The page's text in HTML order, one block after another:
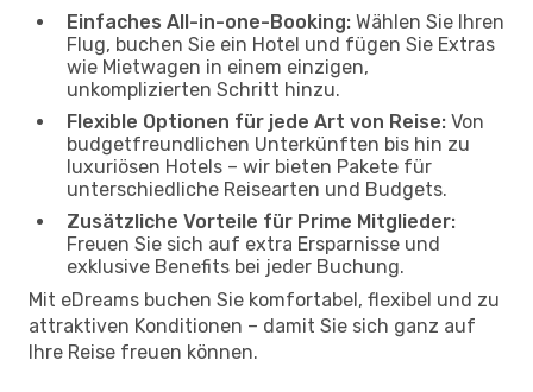
Einfaches All-in-one-Booking: Wählen Sie Ihren
Flug, buchen Sie ein Hotel und fügen Sie Extras
wie Mietwagen in einem einzigen,
unkomplizierten Schritt hinzu.
Flexible Optionen für jede Art von Reise: Von
budgetfreundlichen Unterkünften bis hin zu
luxuriösen Hotels – wir bieten Pakete für
unterschiedliche Reisearten und Budgets.
Zusätzliche Vorteile für Prime Mitglieder:
Freuen Sie sich auf extra Ersparnisse und
exklusive Benefits bei jeder Buchung.
Mit eDreams buchen Sie komfortabel, flexibel und zu
attraktiven Konditionen – damit Sie sich ganz auf
Ihre Reise freuen können.